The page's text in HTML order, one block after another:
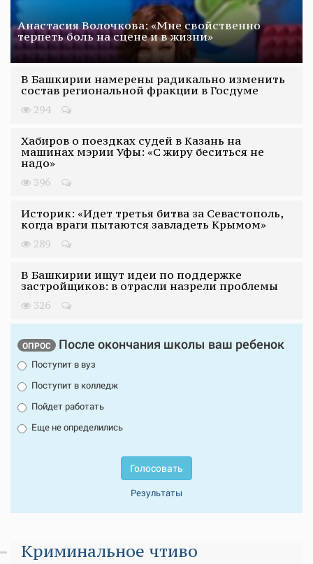
Анастасия Волочкова: «Мне свойственно
терпеть боль на сцене и в жизни»
В Башкирии намерены радикально изменить
состав региональной фракции в Госдуме
294
Хабиров о поездках судей в Казань на
машинах мэрии Уфы: «С жиру беситься не
надо»
396
Историк: «Идет третья битва за Севастополь,
когда враги пытаются завладеть Крымом»
289
В Башкирии ищут идеи по поддержке
застройщиков: в отрасли назрели проблемы
326
ОПРОС После окончания школы ваш ребенок
Поступит в вуз
Поступит в колледж
Пойдет работать
Еще не определились
Голосовать
Результаты
Криминальное чтиво